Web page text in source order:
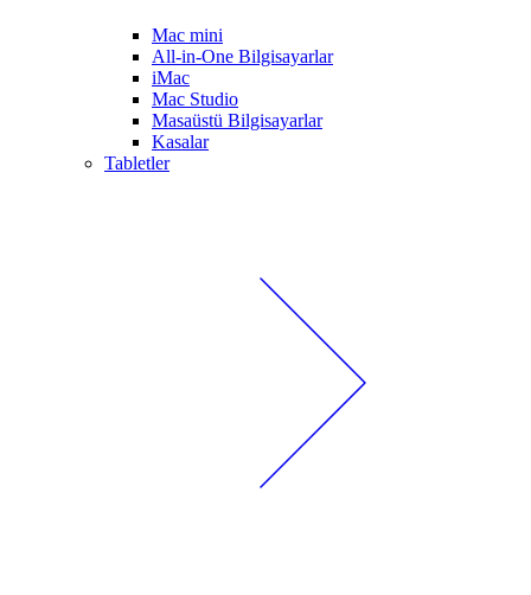
Mac mini
All-in-One Bilgisayarlar
iMac
Mac Studio
Masaüstü Bilgisayarlar
Kasalar
Tabletler